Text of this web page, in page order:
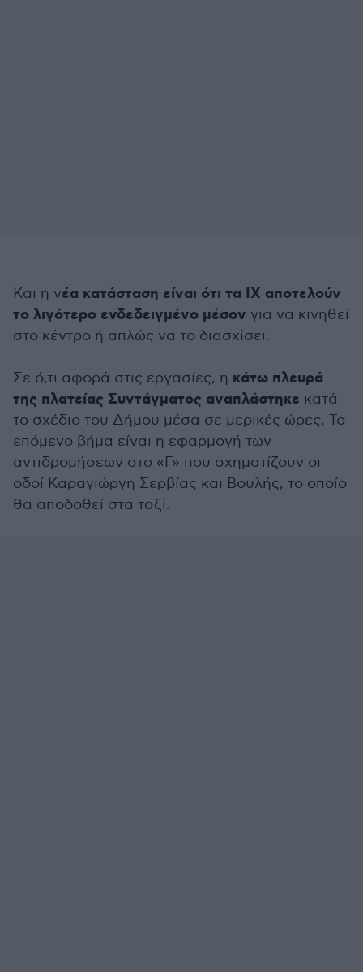
Και η νέα κατάσταση είναι ότι τα ΙΧ αποτελούν
το λιγότερο ενδεδειγμένο μέσον για να κινηθεί
στο κέντρο ή απλώς να το διασχίσει.
Σε ό,τι αφορά στις εργασίες, η κάτω πλευρά
της πλατείας Συντάγματος αναπλάστηκε κατά
το σχέδιο του Δήμου μέσα σε μερικές ώρες. Το
επόμενο βήμα είναι η εφαρμογή των
αντιδρομήσεων στο «Γ» που σχηματίζουν οι
οδοί Καραγιώργη Σερβίας και Βουλής, το οποίο
θα αποδοθεί στα ταξί.